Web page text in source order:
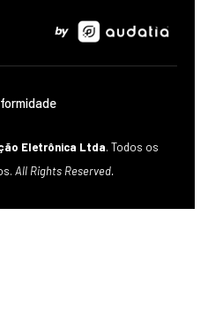
Eletrônica Ltda. Todos os
All Rights Reserved.